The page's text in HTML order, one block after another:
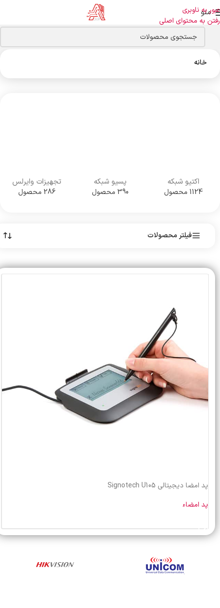
عبور به ناوبری
رفتن به محتوای اصلی
منو
خانه
اکتیو شبکه
1124 محصول
پسیو شبکه
390 محصول
تجهیزات وایرلس
286 محصول
فیلتر محصولات
پد امضا دیجیتالی Signotech U105
پد امضاء